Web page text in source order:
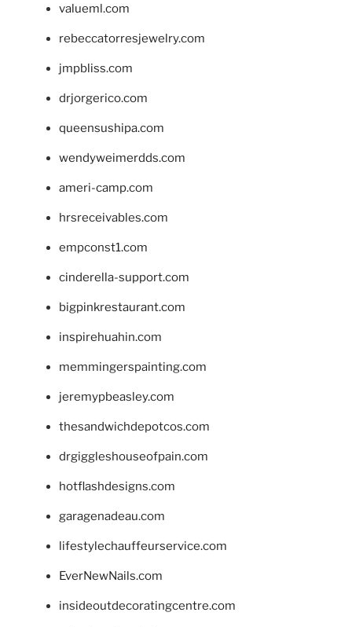
valueml.com
rebeccatorresjewelry.com
jmpbliss.com
drjorgerico.com
queensushipa.com
wendyweimerdds.com
ameri-camp.com
hrsreceivables.com
empconst1.com
cinderella-support.com
bigpinkrestaurant.com
inspirehuahin.com
memmingerspainting.com
jeremypbeasley.com
thesandwichdepotcos.com
drgiggleshouseofpain.com
hotflashdesigns.com
garagenadeau.com
lifestylechauffeurservice.com
EverNewNails.com
insideoutdecoratingcentre.com